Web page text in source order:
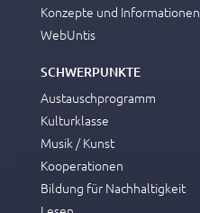
Konzepte und Informationen
WebUntis
SCHWERPUNKTE
Austauschprogramm
Kulturklasse
Musik / Kunst
Kooperationen
Bildung für Nachhaltigkeit